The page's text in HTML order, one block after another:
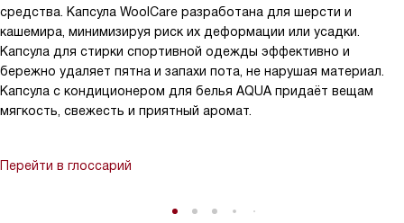
средства. Капсула WoolCare разработана для шерсти и
кашемира, минимизируя риск их деформации или усадки.
Капсула для стирки спортивной одежды эффективно и
бережно удаляет пятна и запахи пота, не нарушая материал.
Капсула с кондиционером для белья AQUA придаёт вещам
мягкость, свежесть и приятный аромат.
Перейти в глоссарий